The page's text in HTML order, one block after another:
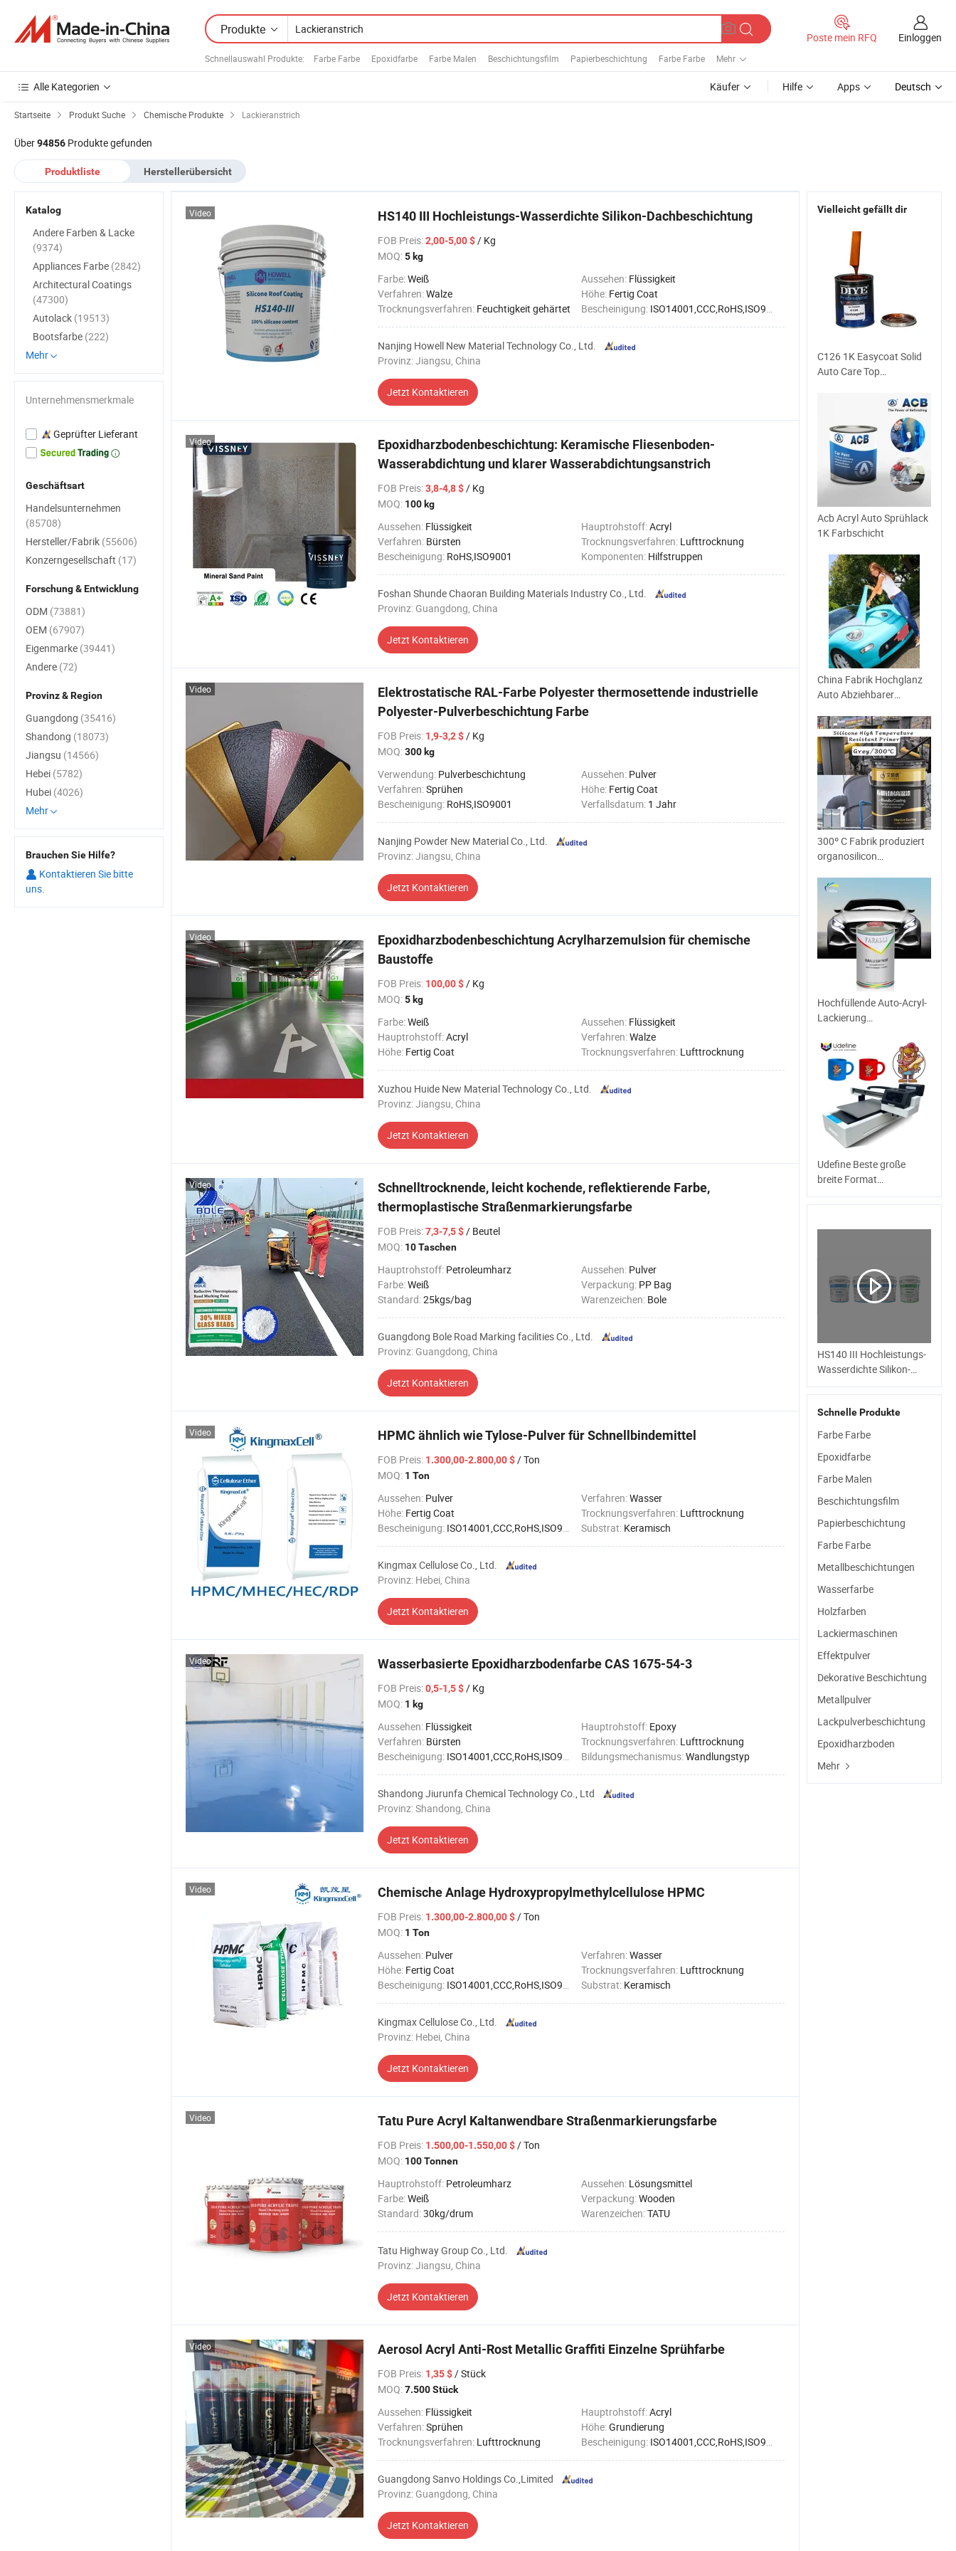
Produkte
Schnellauswahl Produkte: Farbe Farbe Epoxidfarbe Farbe Malen Beschichtungsfilm Papierbeschichtung Farbe Farbe Mehr
Poste mein RFQ Einloggen
Alle Kategorien Käufer Hilfe Apps Deutsch
Startseite Produkt Suche Chemische Produkte Lackieranstrich
Über94856 Produkte gefunden
Produktliste Herstellerübersicht
HS140 III Hochleistungs-Wasserdichte Silikon-Dachbeschichtung
FOB Preis:2,00-5,00 $/ Kg
MOQ:5 kg
Farbe:Weiß Aussehen: Flüssigkeit
Verfahren:Walze Höhe: Fertig Coat
Trocknungsverfahren: Feuchtigkeit gehärtet Bescheinigung: ISO14001,CCC,RoHS,ISO9001
Nanjing Howell New Material Technology Co., Ltd.
Provinz: Jiangsu, China
Jetzt Kontaktieren
Video
Epoxidharzbodenbeschichtung: Keramische Fliesenboden-
Wasserabdichtung und klarer Wasserabdichtungsanstrich
FOB Preis:3,8-4,8 $/ Kg
MOQ: 100 kg
Aussehen: Flüssigkeit Hauptrohstoff:Acryl
Verfahren: Bürsten Trocknungsverfahren: Lufttrocknung
Bescheinigung: RoHS,ISO9001 Komponenten: Hilfstruppen
Foshan Shunde Chaoran Building Materials Industry Co., Ltd.
Provinz: Guangdong, China
Jetzt Kontaktieren
Video
Elektrostatische RAL-Farbe Polyester thermosettende industrielle
Polyester-Pulverbeschichtung Farbe
FOB Preis: 1,9-3,2 $/ Kg
MOQ:300 kg
Verwendung: Pulverbeschichtung Aussehen: Pulver
Verfahren:Sprühen Höhe: Fertig Coat
Bescheinigung: RoHS,ISO9001 Verfallsdatum: 1 Jahr
Nanjing Powder New Material Co., Ltd.
Provinz: Jiangsu, China
Jetzt Kontaktieren
Video
Epoxidharzbodenbeschichtung Acrylharzemulsion für chemische
Baustoffe
FOB Preis: 100,00 $/ Kg
MOQ:5 kg
Farbe:Weiß Aussehen: Flüssigkeit
Hauptrohstoff:Acryl Verfahren:Walze
Höhe: Fertig Coat Trocknungsverfahren: Lufttrocknung
Xuzhou Huide New Material Technology Co., Ltd.
Provinz: Jiangsu, China
Jetzt Kontaktieren
Video
Schnelltrocknende, leicht kochende, reflektierende Farbe,
thermoplastische Straßenmarkierungsfarbe
FOB Preis:7,3-7,5 $/ Beutel
MOQ: 10 Taschen
Hauptrohstoff: Petroleumharz Aussehen: Pulver
Farbe:Weiß Verpackung: PP Bag
Standard:25kgs/bag Warenzeichen: Bole
Guangdong Bole Road Marking facilities Co., Ltd.
Provinz: Guangdong, China
Jetzt Kontaktieren
Video
HPMC ähnlich wie Tylose-Pulver für Schnellbindemittel
FOB Preis: 1.300,00-2.800,00 $/ Ton
MOQ: 1 Ton
Aussehen: Pulver Verfahren:Wasser
Höhe: Fertig Coat Trocknungsverfahren: Lufttrocknung
Bescheinigung: ISO14001,CCC,RoHS,ISO9001 Substrat: Keramisch
Kingmax Cellulose Co., Ltd.
Provinz: Hebei, China
Jetzt Kontaktieren
Video
Wasserbasierte Epoxidharzbodenfarbe CAS 1675-54-3
FOB Preis:0,5-1,5 $/ Kg
MOQ: 1 kg
Aussehen: Flüssigkeit Hauptrohstoff: Epoxy
Verfahren: Bürsten Trocknungsverfahren: Lufttrocknung
Bescheinigung: ISO14001,CCC,RoHS,ISO9001 Bildungsmechanismus:Wandlungstyp
Shandong Jiurunfa Chemical Technology Co., Ltd
Provinz: Shandong, China
Jetzt Kontaktieren
Video
Chemische Anlage Hydroxypropylmethylcellulose HPMC
FOB Preis: 1.300,00-2.800,00 $/ Ton
MOQ: 1 Ton
Aussehen: Pulver Verfahren:Wasser
Höhe: Fertig Coat Trocknungsverfahren: Lufttrocknung
Bescheinigung: ISO14001,CCC,RoHS,ISO9001 Substrat: Keramisch
Kingmax Cellulose Co., Ltd.
Provinz: Hebei, China
Jetzt Kontaktieren
Video
Tatu Pure Acryl Kaltanwendbare Straßenmarkierungsfarbe
FOB Preis: 1.500,00-1.550,00 $/ Ton
MOQ: 100 Tonnen
Hauptrohstoff: Petroleumharz Aussehen: Lösungsmittel
Farbe:Weiß Verpackung:Wooden
Standard:30kg/drum Warenzeichen:TATU
Tatu Highway Group Co., Ltd.
Provinz: Jiangsu, China
Jetzt Kontaktieren
Video
Aerosol Acryl Anti-Rost Metallic Graffiti Einzelne Sprühfarbe
FOB Preis: 1,35 $/ Stück
MOQ:7.500 Stück
Aussehen: Flüssigkeit Hauptrohstoff:Acryl
Verfahren:Sprühen Höhe:Grundierung
Trocknungsverfahren: Lufttrocknung Bescheinigung: ISO14001,CCC,RoHS,ISO9001
Guangdong Sanvo Holdings Co.,Limited
Provinz: Guangdong, China
Jetzt Kontaktieren
Video
Vielleicht gefällt dir
C126 1K Easycoat Solid
Auto Care Top
Karosseriefüller Bessere
Farbhaftung Bequemer
für die Verarbeitung
Acb Acryl Auto Sprühlack
1K Farbschicht
China Fabrik Hochglanz
Auto Abziehbarer
2K Klarlack /
Spiegeleffekt Klarlack
300º C Fabrik produziert
organosilicon
Lackprimer
chemikalienbeständig
grau
Hochfüllende Auto-Acryl-
Lackierung
Udefine Beste große
breite Format
Flachbettmaschine A3
LED UV Lampendrucker 4
HS140 III Hochleistungs-
Wasserdichte Silikon-
Dachbeschichtung
Schnelle Produkte
Farbe Farbe
Epoxidfarbe
Farbe Malen
Beschichtungsfilm
Papierbeschichtung
Farbe Farbe
Metallbeschichtungen
Wasserfarbe
Holzfarben
Lackiermaschinen
Effektpulver
Dekorative Beschichtung
Metallpulver
Lackpulverbeschichtung
Epoxidharzboden
Mehr
Katalog
Andere Farben & Lacke
(9374)
Appliances Farbe (2842)
Architectural Coatings
(47300)
Autolack (19513)
Bootsfarbe (222)
Mehr
Unternehmensmerkmale
Geprüfter Lieferant
Geschäftsart
Handelsunternehmen
(85708)
Hersteller/Fabrik (55606)
Konzerngesellschaft (17)
Forschung & Entwicklung
ODM (73881)
OEM (67907)
Eigenmarke (39441)
Andere (72)
Provinz & Region
Guangdong (35416)
Shandong (18073)
Jiangsu (14566)
Hebei (5782)
Hubei (4026)
Mehr
Brauchen Sie Hilfe?
Kontaktieren Sie bitte
uns.